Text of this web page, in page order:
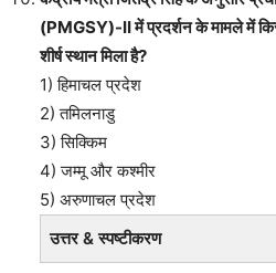
(PMGSY)-II में प्रदर्शन के मामले में
शीर्ष स्थान मिला है?
1) हिमाचल प्रदेश
2) तमिलनाडु
3) सिक्किम
4) जम्मू और कश्मीर
5) अरुणाचल प्रदेश
उत्तर & स्पष्टीकरण